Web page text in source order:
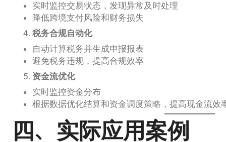
实时监控交易状态，发现异常及时处理
降低跨境支付风险和财务损失
税务合规自动化
自动计算税务并生成申报报表
避免税务违规，提高合规效率
资金流优化
实时监控资金分布
根据数据优化结算和资金调度策略，提高现金流效
四、实际应用案例